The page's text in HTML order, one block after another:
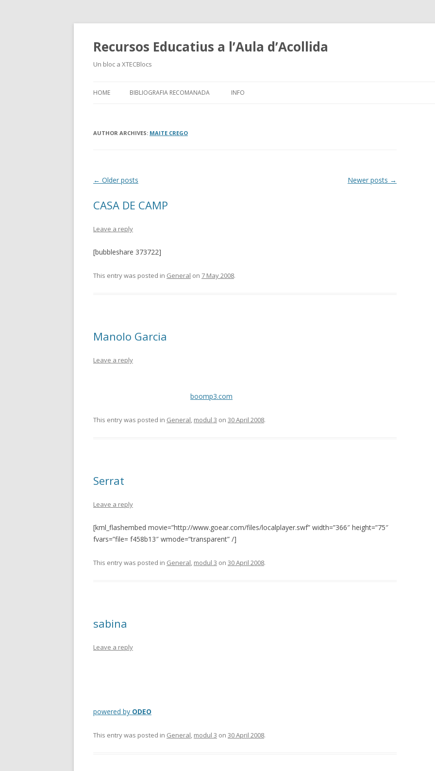
Recursos Educatius a l’Aula d’Acollida
Un bloc a XTECBlocs
HOME BIBLIOGRAFIA RECOMANADA INFO
AUTHOR ARCHIVES: MAITE CREGO
Post
← Older posts Newer posts →
CASA DE CAMP
Leave a reply
[bubbleshare 373722]
This entry was posted in General on 7 May 2008.
Manolo Garcia
Leave a reply
boomp3.com
This entry was posted in General, modul 3 on 30 April 2008.
Serrat
Leave a reply
[kml_flashembed movie=”http://www.goear.com/files/localplayer.swf” width=”366″ height=”75″
fvars=”file= f458b13″ wmode=”transparent” /]
This entry was posted in General, modul 3 on 30 April 2008.
sabina
Leave a reply
powered by ODEO
This entry was posted in General, modul 3 on 30 April 2008.